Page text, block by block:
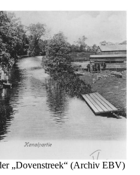
„Dovenstreek“ (Archiv EBV)